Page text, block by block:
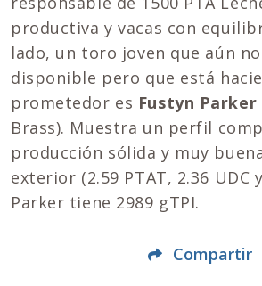
productiva y vacas con
lado, un toro joven que aún
disponible pero que está
prometedor es Fustyn Parker
Brass). Muestra un perfil
producción sólida y muy
exterior (2.59 PTAT, 2.36 UDC
Parker tiene 2989 gTPI.
Compartir